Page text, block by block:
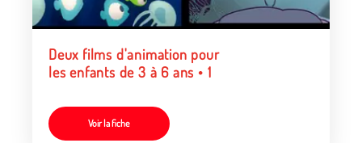
Deux films d'animation pour
les enfants de 3 à 6 ans • 1
Voir la fiche